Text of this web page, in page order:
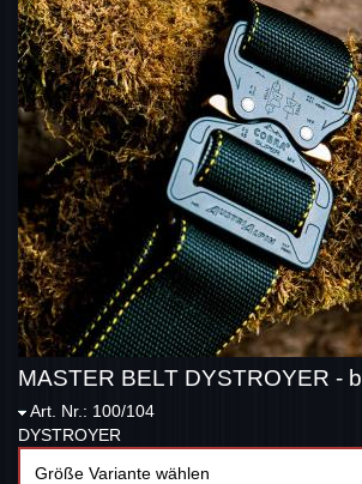
MASTER BELT DYSTROYER -
Art. Nr.: 100/104
DYSTROYER
Größe Variante wählen